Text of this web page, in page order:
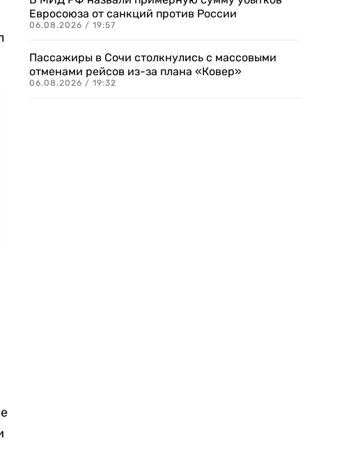
Евросоюза от санкций против России
06.08.2026 / 19:57
Пассажиры в Сочи столкнулись с массовыми
отменами рейсов из-за плана «Ковер»
06.08.2026 / 19:32